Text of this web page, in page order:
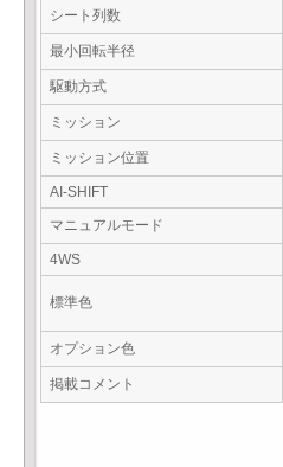
シート列数
最小回転半径
駆動方式
ミッション
ミッション位置
AI-SHIFT
マニュアルモード
4WS
標準色
オプション色
掲載コメント